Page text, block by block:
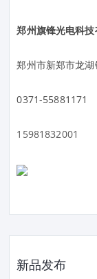
郑州旗锋光电科技
郑州市新郑市龙
0371-55881171
15981832001
新品发布